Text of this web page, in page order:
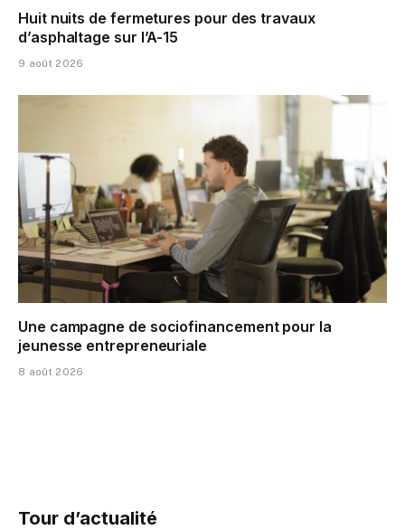
Huit nuits de fermetures pour des travaux
d’asphaltage sur l’A-15
9 août 2026
Une campagne de sociofinancement pour la
jeunesse entrepreneuriale
8 août 2026
Tour d’actualité